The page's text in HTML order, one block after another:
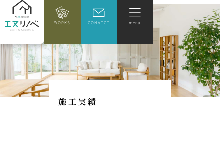
WORKS CONATCT menu
施工実績